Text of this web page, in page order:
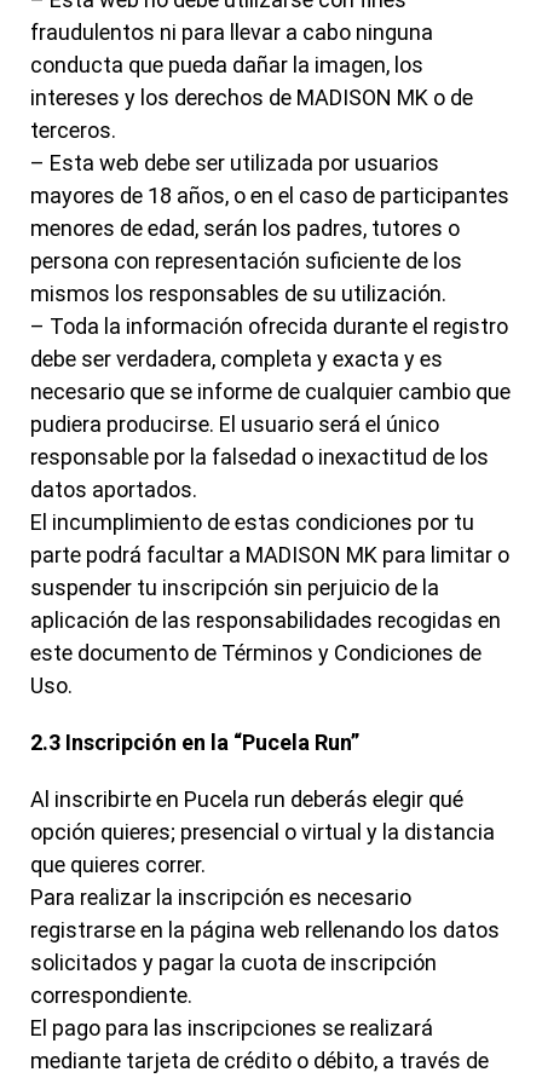
fraudulentos ni para llevar a cabo ninguna
conducta que pueda dañar la imagen, los
intereses y los derechos de MADISON MK o de
terceros.
– Esta web debe ser utilizada por usuarios
mayores de 18 años, o en el caso de participantes
menores de edad, serán los padres, tutores o
persona con representación suficiente de los
mismos los responsables de su utilización.
– Toda la información ofrecida durante el registro
debe ser verdadera, completa y exacta y es
necesario que se informe de cualquier cambio que
pudiera producirse. El usuario será el único
responsable por la falsedad o inexactitud de los
datos aportados.
El incumplimiento de estas condiciones por tu
parte podrá facultar a MADISON MK para limitar o
suspender tu inscripción sin perjuicio de la
aplicación de las responsabilidades recogidas en
este documento de Términos y Condiciones de
Uso.
2.3 Inscripción en la “Pucela Run”
Al inscribirte en Pucela run deberás elegir qué
opción quieres; presencial o virtual y la distancia
que quieres correr.
Para realizar la inscripción es necesario
registrarse en la página web rellenando los datos
solicitados y pagar la cuota de inscripción
correspondiente.
El pago para las inscripciones se realizará
mediante tarjeta de crédito o débito, a través de